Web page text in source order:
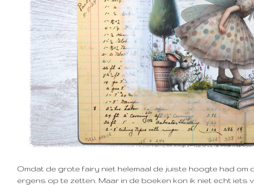
Omdat de grote fairy niet helemaal de juiste hoogte had
ergens op te zetten. Maar in de boeken kon ik niet echt iets